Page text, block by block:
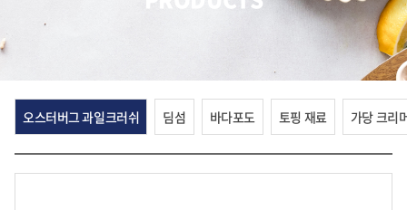
오스터버그 과일크러쉬 딤섬 바다포도 토핑 재료 가당 크리